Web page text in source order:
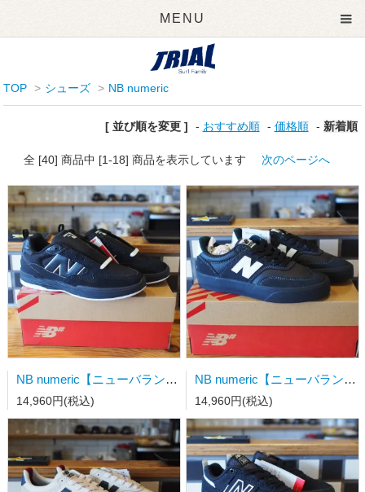
MENU
TOP > シューズ > NB numeric
[ 並び順を変更 ] - おすすめ順 - 価格順 - 新着順
全 [40] 商品中 [1-18] 商品を表示しています 次のページへ
NB numeric【ニューバランス】スケートシューズ UN808LSC
14,960円(税込)
NB numeric【ニューバランス】スケートシューズ UN340YRW 23.0ｃｍ
14,960円(税込)